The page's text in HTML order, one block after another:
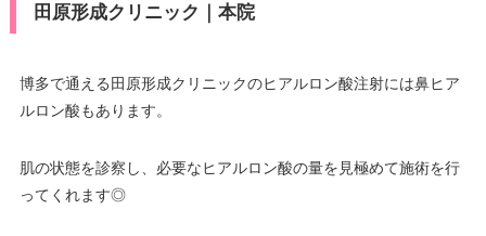
田原形成クリニック｜本院
博多で通える田原形成クリニックのヒアルロン酸注射には鼻ヒア
ルロン酸もあります。
肌の状態を診察し、必要なヒアルロン酸の量を見極めて施術を行
ってくれます◎